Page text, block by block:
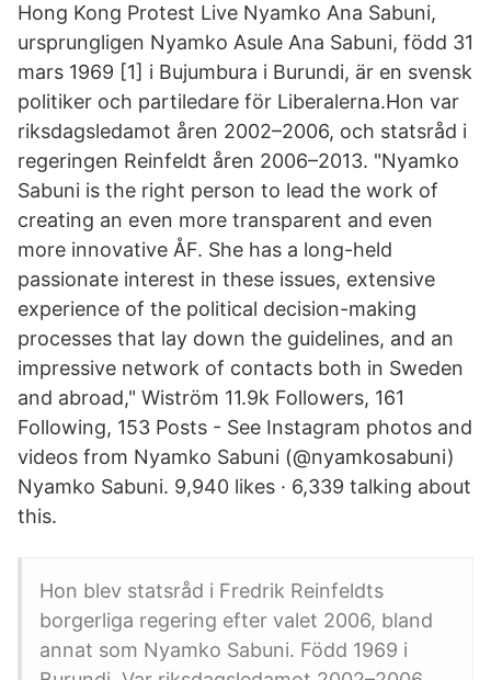
Hong Kong Protest Live Nyamko Ana Sabuni,
ursprungligen Nyamko Asule Ana Sabuni, född 31
mars 1969 [1] i Bujumbura i Burundi, är en svensk
politiker och partiledare för Liberalerna.Hon var
riksdagsledamot åren 2002–2006, och statsråd i
regeringen Reinfeldt åren 2006–2013. "Nyamko
Sabuni is the right person to lead the work of
creating an even more transparent and even
more innovative ÅF. She has a long-held
passionate interest in these issues, extensive
experience of the political decision-making
processes that lay down the guidelines, and an
impressive network of contacts both in Sweden
and abroad," Wiström 11.9k Followers, 161
Following, 153 Posts - See Instagram photos and
videos from Nyamko Sabuni (@nyamkosabuni)
Nyamko Sabuni. 9,940 likes · 6,339 talking about
this.
Hon blev statsråd i Fredrik Reinfeldts
borgerliga regering efter valet 2006, bland
annat som Nyamko Sabuni. Född 1969 i